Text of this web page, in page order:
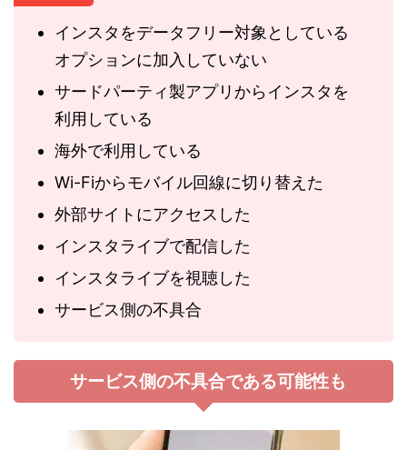
インスタをデータフリー対象としている
オプションに加入していない
サードパーティ製アプリからインスタを
利用している
海外で利用している
Wi-Fiからモバイル回線に切り替えた
外部サイトにアクセスした
インスタライブで配信した
インスタライブを視聴した
サービス側の不具合
サービス側の不具合である可能性も